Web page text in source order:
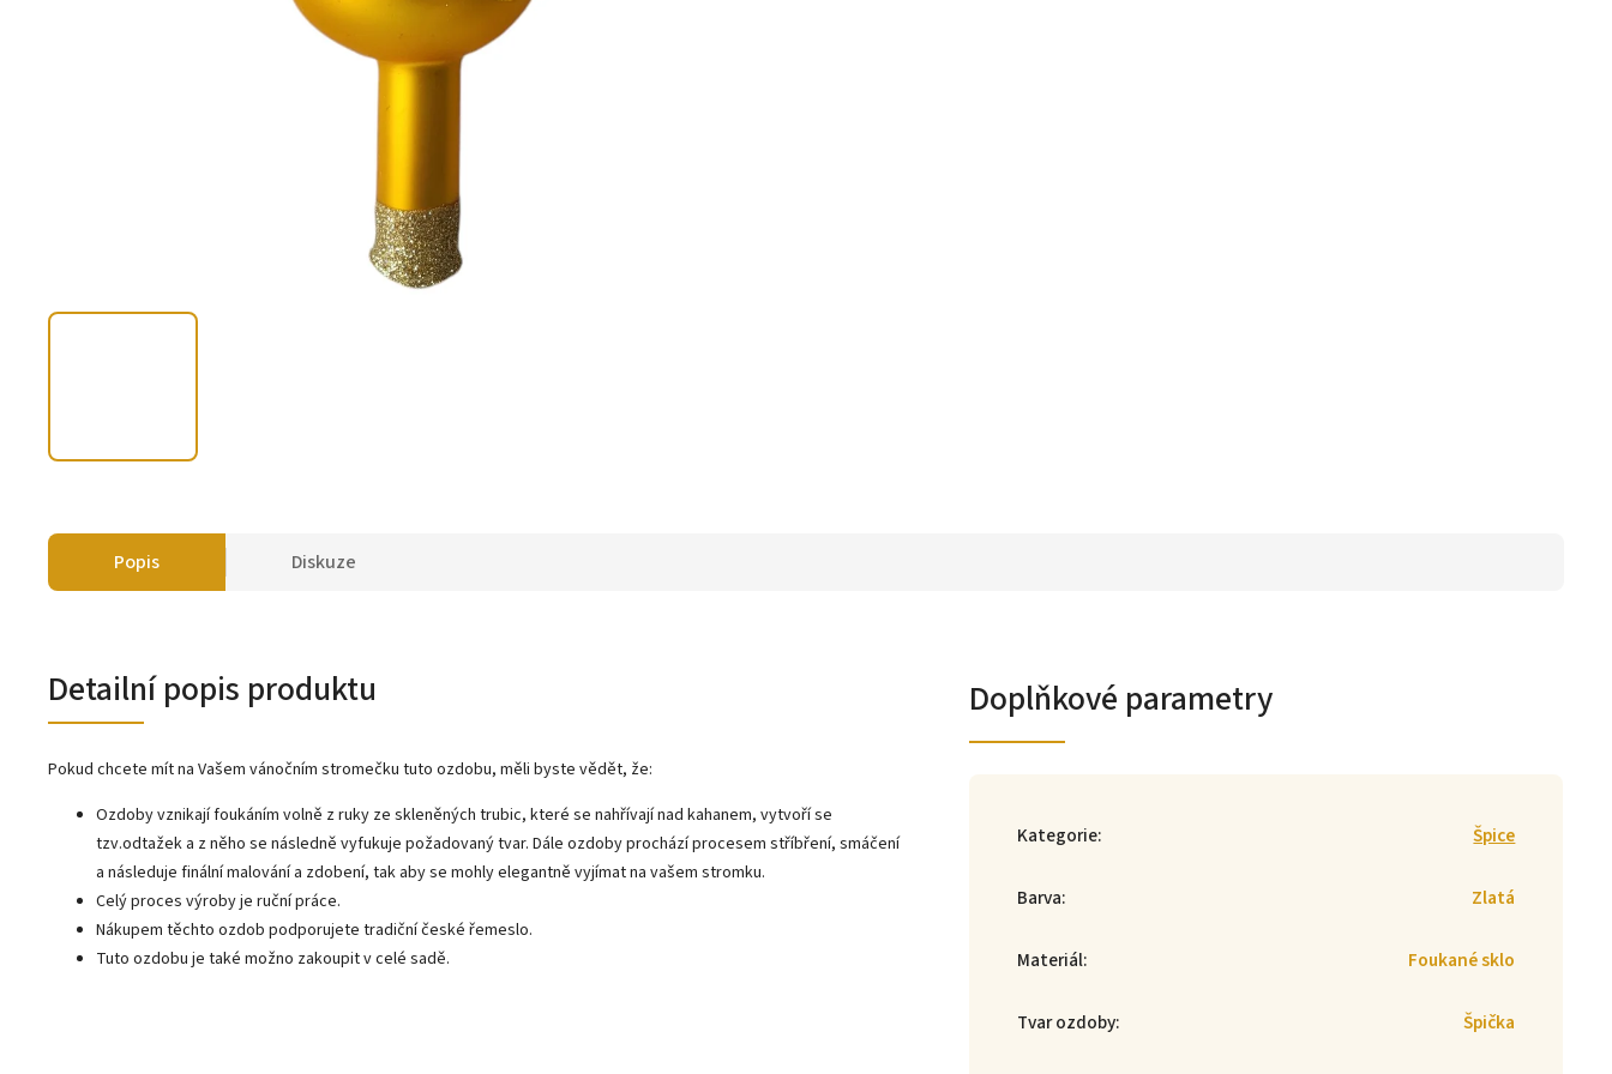
Popis Diskuze
Detailní popis produktu
Pokud chcete mít na Vašem vánočním stromečku tuto ozdobu, měli byste vědět, že:
Ozdoby vznikají foukáním volně z ruky ze skleněných trubic, které se nahřívají nad kahanem, vytvoří se
tzv.odtažek a z něho se následně vyfukuje požadovaný tvar. Dále ozdoby prochází procesem stříbření, smáčení
a následuje finální malování a zdobení, tak aby se mohly elegantně vyjímat na vašem stromku.
Celý proces výroby je ruční práce.
Nákupem těchto ozdob podporujete tradiční české řemeslo.
Tuto ozdobu je také možno zakoupit v celé sadě.
Doplňkové parametry
Kategorie: Špice
Barva: Zlatá
Materiál: Foukané sklo
Tvar ozdoby: Špička